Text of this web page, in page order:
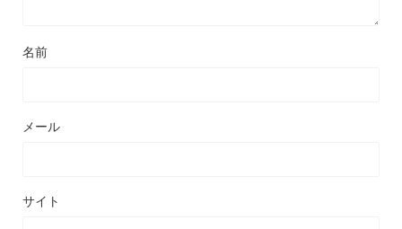
名前
メール
サイト